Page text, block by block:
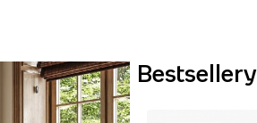
Bestsellery